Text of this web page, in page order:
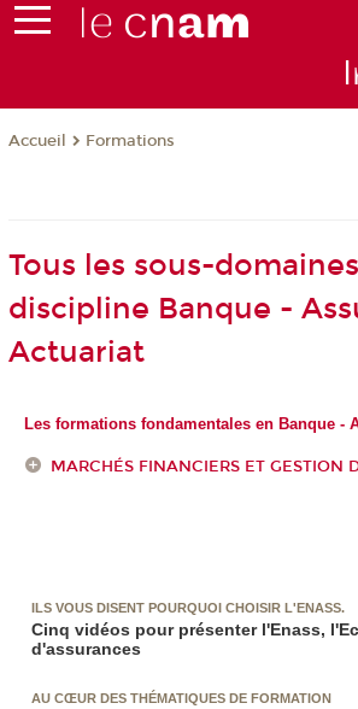
Accueil Formations
Tous les sous-
discipline Banque -
Actuariat
Les formations fondamentales en Banque -
MARCHÉS FINANCIERS ET GESTION
ILS VOUS DISENT POURQUOI CHOISIR L'ENASS.
Cinq vidéos pour présenter l'Enass,
d'assurances
AU CŒUR DES THÉMATIQUES DE FORMATION